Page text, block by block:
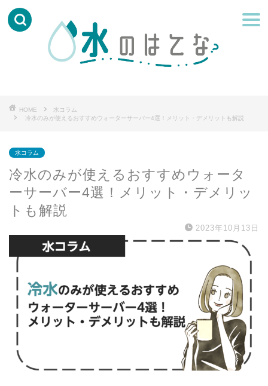
HOME
水コラム
冷水のみが使えるおすすめウォーターサーバー4選！メリット・デメリットも解説
水コラム
冷水のみが使えるおすすめウォータ
ーサーバー4選！メリット・デメリッ
トも解説
2023年10月13日